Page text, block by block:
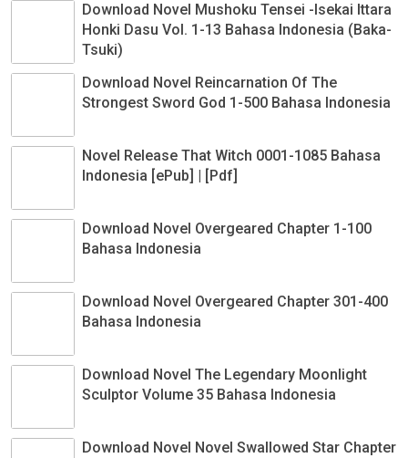
Download Novel Mushoku Tensei -Isekai Ittara
Honki Dasu Vol. 1-13 Bahasa Indonesia (Baka-
Tsuki)
Download Novel Reincarnation Of The
Strongest Sword God 1-500 Bahasa Indonesia
Novel Release That Witch 0001-1085 Bahasa
Indonesia [ePub] | [Pdf]
Download Novel Overgeared Chapter 1-100
Bahasa Indonesia
Download Novel Overgeared Chapter 301-400
Bahasa Indonesia
Download Novel The Legendary Moonlight
Sculptor Volume 35 Bahasa Indonesia
Download Novel Novel Swallowed Star Chapter